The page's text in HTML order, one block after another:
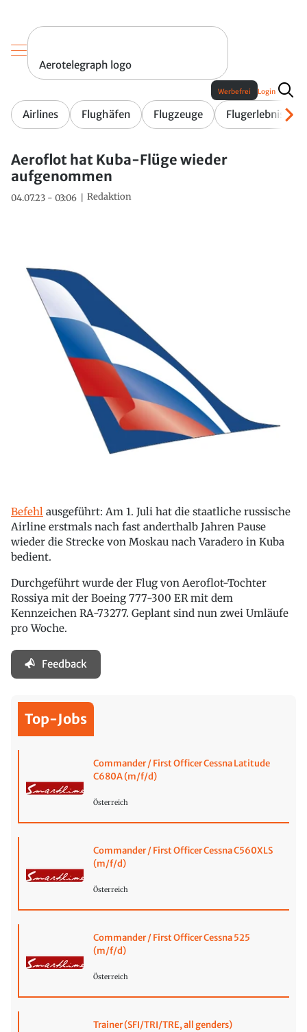
Aerotelegraph logo
Airlines Flughäfen Flugzeuge Flugerlebnis
Werbefrei Login
Aeroflot hat Kuba-Flüge wieder
aufgenommen
04.07.23 - 03:06 Redaktion
Befehl ausgeführt: Am 1. Juli hat die staatliche russische
Airline erstmals nach fast anderthalb Jahren Pause
wieder die Strecke von Moskau nach Varadero in Kuba
bedient.
Durchgeführt wurde der Flug von Aeroflot-Tochter
Rossiya mit der Boeing 777-300 ER mit dem
Kennzeichen RA-73277. Geplant sind nun zwei Umläufe
pro Woche.
Feedback
Top-Jobs
Commander / First Officer Cessna Latitude
C680A (m/f/d)
Österreich
Commander / First Officer Cessna C560XLS
(m/f/d)
Österreich
Commander / First Officer Cessna 525
(m/f/d)
Österreich
Trainer (SFI/TRI/TRE, all genders)